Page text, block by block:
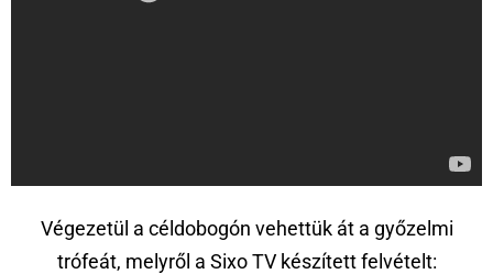
Végezetül a céldobogón vehettük át a győzelmi
trófeát, melyről a Sixo TV készített felvételt: